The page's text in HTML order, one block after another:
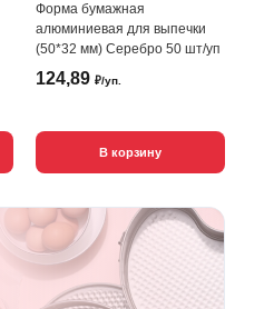
Форма бумажная
алюминиевая для выпечки
(50*32 мм) Серебро 50 шт/уп
124,89 ₽/уп.
В корзину